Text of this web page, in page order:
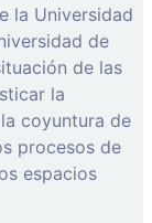
la Universidad
de
de las
la
coyuntura de
procesos de
espacios